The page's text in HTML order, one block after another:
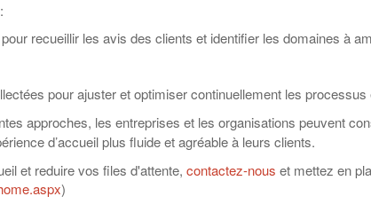
recueillir les avis des clients et identifier les domaines à
pour ajuster et optimiser continuellement les
approches, les entreprises et les organisations peuvent
d’accueil plus fluide et agréable à leurs clients.
et reduire vos files d'attente, contactez-nous et mettez en
)